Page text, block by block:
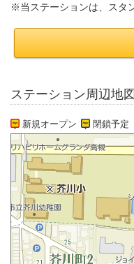
※当ステーションは、スタ
ステーション周辺地図
新規オープン 閉鎖予定